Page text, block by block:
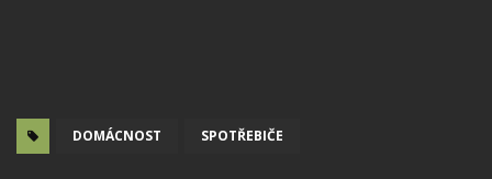
DOMÁCNOST SPOTŘEBIČE